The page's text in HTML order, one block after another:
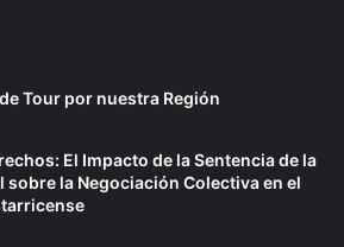
Tour por nuestra Región
El Impacto de la Sentencia de la
la Negociación Colectiva en el